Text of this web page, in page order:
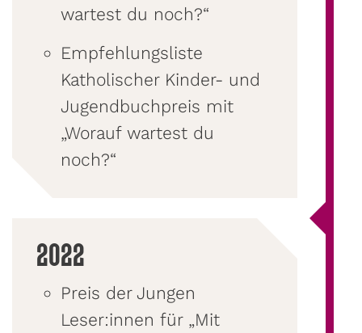
wartest du noch?“
Empfehlungsliste
Katholischer Kinder- und
Jugendbuchpreis mit
„Worauf wartest du
noch?“
2022
Preis der Jungen
Leser:innen für „Mit